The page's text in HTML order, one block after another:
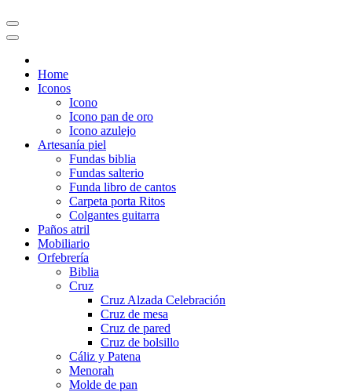
Home
Iconos
Icono
Icono pan de oro
Icono azulejo
Artesanía piel
Fundas biblia
Fundas salterio
Funda libro de cantos
Carpeta porta Ritos
Colgantes guitarra
Paños atril
Mobiliario
Orfebrería
Biblia
Cruz
Cruz Alzada Celebración
Cruz de mesa
Cruz de pared
Cruz de bolsillo
Cáliz y Patena
Menorah
Molde de pan